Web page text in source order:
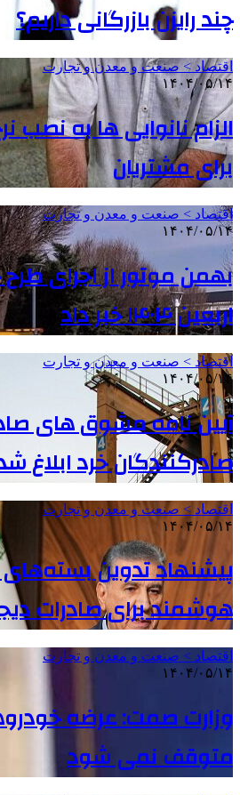
چند رایزن بازرگانی داریم؟
اقتصاد > صنعت و معدن و تجارت
۱۴۰۴/۰۵/۱۴
الزام نانوایی ها به نصب
برای مشتریان
اقتصاد > صنعت و معدن و تجارت
۱۴۰۴/۰۵/۱۴
بهمن موتور از اجرای
اربعین ۱۴۰۴ خبر داد
اقتصاد > صنعت و معدن و تجارت
۱۴۰۴/۰۵/۱۴
آیین نامه مشوق های
صادرکنندگان خرد ابلاغ
اقتصاد > صنعت و معدن و تجارت
۱۴۰۴/۰۵/۱۴
پیشنهاد تدوین
هوشمند برای صادرات
اقتصاد > صنعت و معدن و تجارت
۱۴۰۴/۰۵/۱۴
وزارت صمت: عرضه
متوقف نمی شود